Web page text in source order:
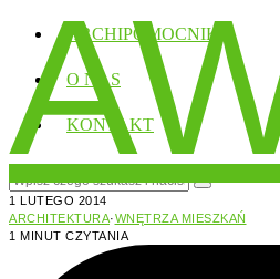
ARCHIPOMOCNIK
O NAS
KONTAKT
1 LUTEGO 2014
ARCHITEKTURA·WNĘTRZA MIESZKAŃ
1 MINUT CZYTANIA